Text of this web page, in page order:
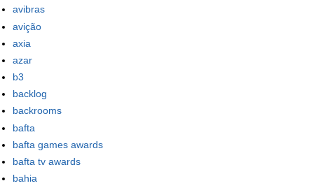
avibras
avição
axia
azar
b3
backlog
backrooms
bafta
bafta games awards
bafta tv awards
bahia